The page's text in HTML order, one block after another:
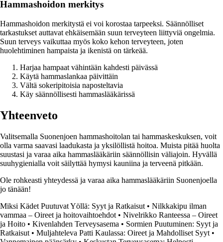
Hammashoidon merkitys
Hammashoidon merkitystä ei voi korostaa tarpeeksi. Säännölliset
tarkastukset auttavat ehkäisemään suun terveyteen liittyviä ongelmia.
Suun terveys vaikuttaa myös koko kehon terveyteen, joten
huolehtiminen hampaista ja ikenistä on tärkeää.
Harjaa hampaat vähintään kahdesti päivässä
Käytä hammaslankaa päivittäin
Vältä sokeripitoisia naposteltavia
Käy säännöllisesti hammaslääkärissä
Yhteenveto
Valitsemalla Suonenjoen hammashoitolan tai hammaskeskuksen, voit
olla varma saavasi laadukasta ja yksilöllistä hoitoa. Muista pitää huolta
suustasi ja varaa aika hammaslääkäriin säännöllisin väliajoin. Hyvällä
suuhygienialla voit säilyttää hymysi kauniina ja terveenä pitkään.
Ole rohkeasti yhteydessä ja varaa aika hammaslääkäriin Suonenjoella
jo tänään!
Miksi Kädet Puutuvat Yöllä: Syyt ja Ratkaisut • Nilkkakipu ilman
vammaa – Oireet ja hoitovaihtoehdot • Nivelrikko Ranteessa – Oireet
ja Hoito • Kivenlahden Terveysasema • Sormien Puutuminen: Syyt ja
Ratkaisut • Muljahteleva Patti Kaulassa: Oireet ja Mahdolliset Syyt •